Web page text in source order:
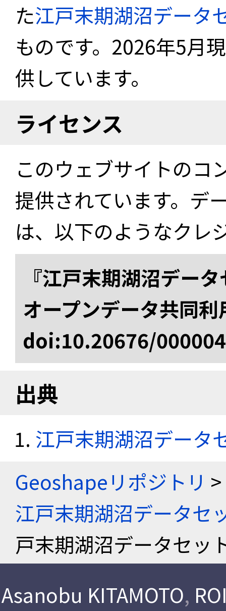
た江戸末期湖沼データ
ものです。2026年5月
供しています。
ライセンス
このウェブサイトのコ
提供されています。デ
は、以下のようなクレ
『江戸末期湖沼デー
オープンデータ共同
doi:10.20676/
出典
江戸末期湖沼データ
Geoshapeリポジトリ >
江戸末期湖沼データセ
戸末期湖沼データセッ
Asanobu KITAMOTO,